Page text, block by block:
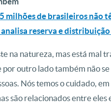
milhões de brasileiros não
reserva e
na natureza, mas está mal
por outro lado também não
Nós temos o cuidado,
são relacionados entre eles